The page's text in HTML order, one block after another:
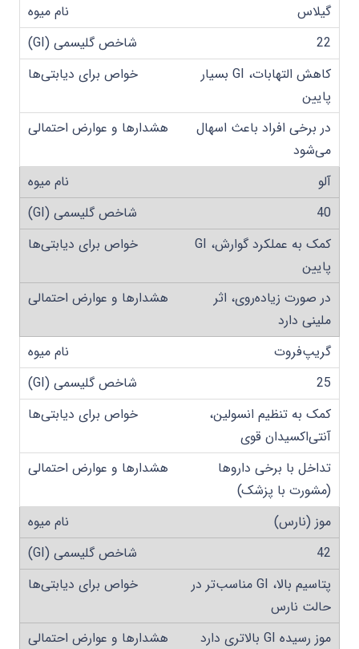
گیلاس
22
کاهش التهابات، GI بسیار
پایین
در برخی افراد باعث اسهال
می‌شود
آلو
40
کمک به عملکرد گوارش، GI
پایین
در صورت زیاده‌روی، اثر
ملینی دارد
گریپ‌فروت
25
کمک به تنظیم انسولین،
آنتی‌اکسیدان قوی
تداخل با برخی داروها
(مشورت با پزشک)
موز (نارس)
42
پتاسیم بالا، GI مناسب‌تر در
حالت نارس
موز رسیده GI بالاتری دارد